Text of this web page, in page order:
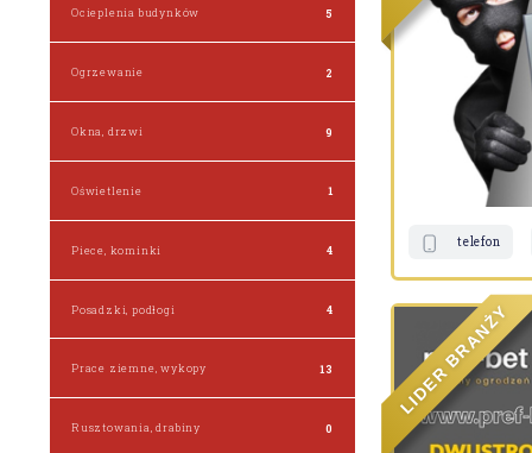
Ocieplenia budynków 5
Ogrzewanie 2
Okna, drzwi 9
Oświetlenie 1
Piece, kominki 4
Posadzki, podłogi 4
Prace ziemne, wykopy 13
Rusztowania, drabiny 0
telefon
LI
DER
B
RANŻ
Y